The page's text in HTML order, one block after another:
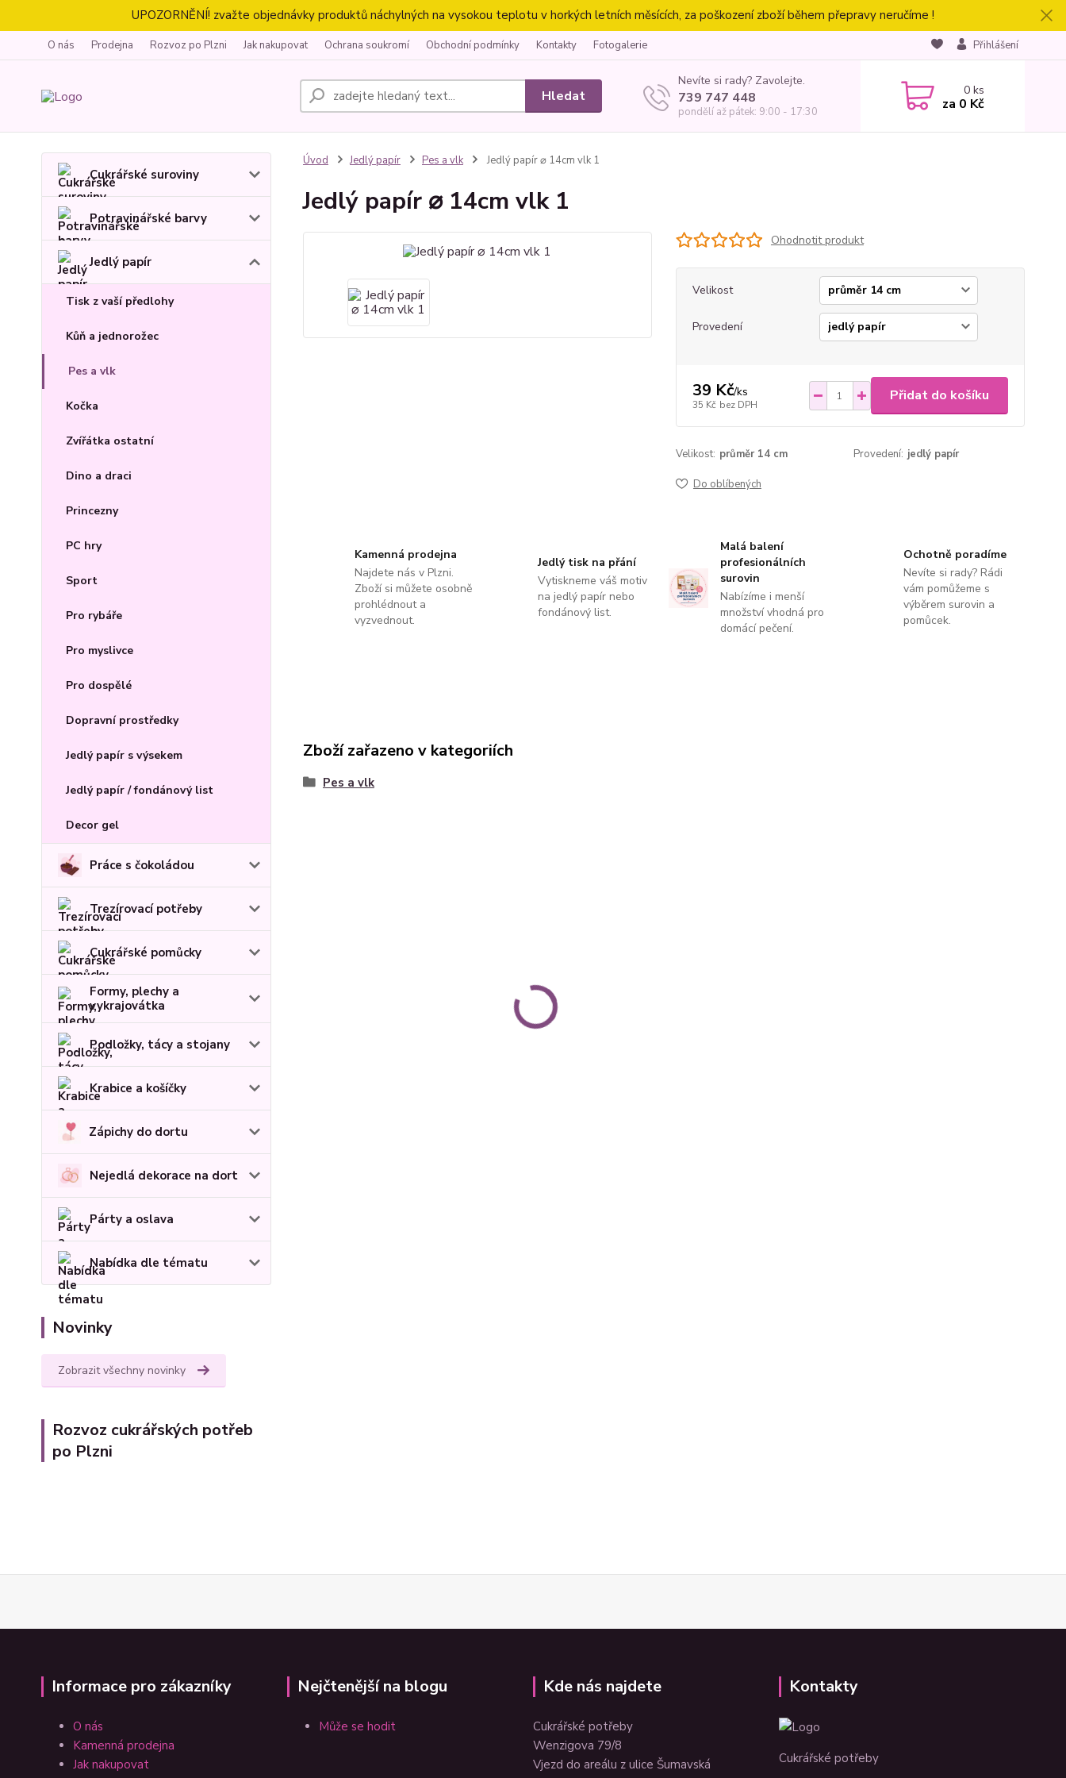
UPOZORNĚNÍ! zvažte objednávky produktů náchylných na vysokou teplotu v horkých letních měsících, za poškození zboží během přepravy neručíme !
O nás Prodejna Rozvoz po Plzni Jak nakupovat Ochrana soukromí Obchodní podmínky Kontakty Fotogalerie Přihlášení
Hledat
Nevíte si rady? Zavolejte.
739 747 448
pondělí až pátek: 9:00 - 17:30
0ks
za 0 Kč
Cukrářské suroviny
Potravinářské barvy
Jedlý papír
Tisk z vaší předlohy
Kůň a jednorožec
Pes a vlk
Kočka
Zvířátka ostatní
Dino a draci
Princezny
PC hry
Sport
Pro rybáře
Pro myslivce
Pro dospělé
Dopravní prostředky
Jedlý papír s výsekem
Jedlý papír / fondánový list
Decor gel
Práce s čokoládou
Trezírovací potřeby
Cukrářské pomůcky
Formy, plechy a
vykrajovátka
Podložky, tácy a stojany
Krabice a košíčky
Zápichy do dortu
Nejedlá dekorace na dort
Párty a oslava
Nabídka dle tématu
Novinky
Zobrazit všechny novinky
Rozvoz cukrářských potřeb
po Plzni
Úvod Jedlý papír Pes a vlk Jedlý papír ⌀ 14cm vlk 1
Jedlý papír ⌀ 14cm vlk 1
Ohodnotit produkt
Velikost
Provedení
39 Kč/ks
35 Kč bez DPH
Přidat do košíku
Velikost: průměr 14 cm Provedení: jedlý papír
Do oblíbených
Kamenná prodejna
Najdete nás v Plzni.
Zboží si můžete osobně
prohlédnout a
vyzvednout.
Jedlý tisk na přání
Vytiskneme váš motiv
na jedlý papír nebo
fondánový list.
Malá balení
profesionálních
surovin
Nabízíme i menší
množství vhodná pro
domácí pečení.
Ochotně poradíme
Nevíte si rady? Rádi
vám pomůžeme s
výběrem surovin a
pomůcek.
Zboží zařazeno v kategoriích
Pes a vlk
Informace pro zákazníky
O nás
Kamenná prodejna
Jak nakupovat
Nejčtenější na blogu
Může se hodit
Kde nás najdete
Cukrářské potřeby
Wenzigova 79/8
Vjezd do areálu z ulice Šumavská
Kontakty
Cukrářské potřeby